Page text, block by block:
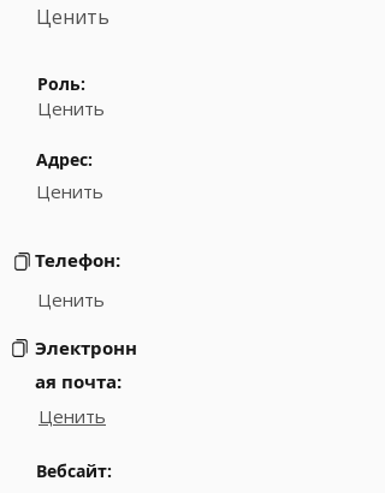
Ценить
Роль:
Ценить
Адрес:
Ценить
Телефон:
Ценить
Электронн
ая почта:
Ценить
Вебсайт: